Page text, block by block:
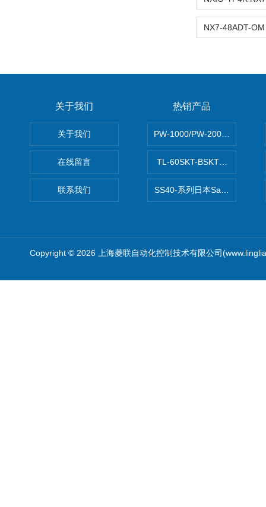
关于我们
关于我们
在线留言
联系我们
热销产品
PW-1000/PW-
TL-60SKT-BSKTC张力控制器
SS40-系列日本Sawamura泽
Copyright © 2026 上海菱联自动化控制技术有限公司